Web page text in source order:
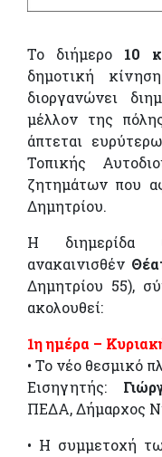
Το διήμερο 10
δημοτική
διοργανώνει
μέλλον της
άπτεται
Τοπικής
ζητημάτων που
Δημητρίου.
Η διημερίδα
ανακαινισθέν
Δημητρίου 55),
ακολουθεί:
1η ημέρα –
• Το νέο θεσμικό
Εισηγητής:
ΠΕΔΑ, Δήμαρχος
• Η συμμετοχή